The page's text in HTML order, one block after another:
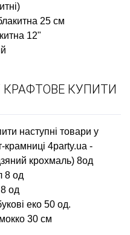
25 см
12"
КРАФТОВЕ КУПИТИ
наступні товари у
крамниці 4party.ua -
крохмаль) 8од
8 од
8 од
еко 50 од.
30 см